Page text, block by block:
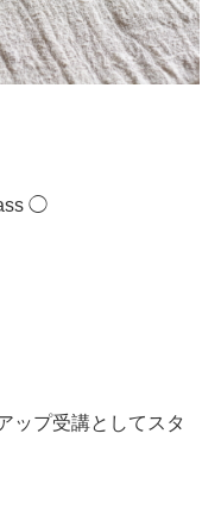
◯
ップ受講としてスタ